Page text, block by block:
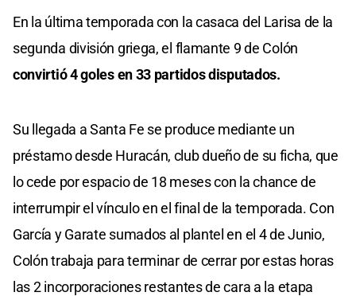
En la última temporada con la casaca del Larisa de la
segunda división griega, el flamante 9 de Colón
convirtió 4 goles en 33 partidos disputados.
Su llegada a Santa Fe se produce mediante un
préstamo desde Huracán, club dueño de su ficha, que
lo cede por espacio de 18 meses con la chance de
interrumpir el vínculo en el final de la temporada. Con
García y Garate sumados al plantel en el 4 de Junio,
Colón trabaja para terminar de cerrar por estas horas
las 2 incorporaciones restantes de cara a la etapa